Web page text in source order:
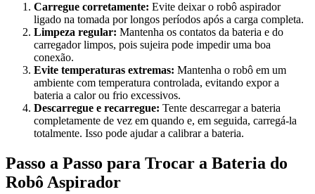
Carregue corretamente: Evite deixar o robô aspirador
ligado na tomada por longos períodos após a carga completa.
Limpeza regular: Mantenha os contatos da bateria e do
carregador limpos, pois sujeira pode impedir uma boa
conexão.
Evite temperaturas extremas: Mantenha o robô em um
ambiente com temperatura controlada, evitando expor a
bateria a calor ou frio excessivos.
Descarregue e recarregue: Tente descarregar a bateria
completamente de vez em quando e, em seguida, carregá-la
totalmente. Isso pode ajudar a calibrar a bateria.
Passo a Passo para Trocar a Bateria do
Robô Aspirador